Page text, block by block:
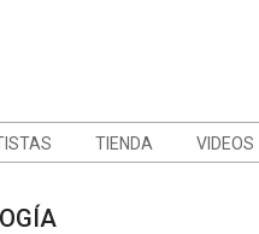
TIENDA VIDEOS